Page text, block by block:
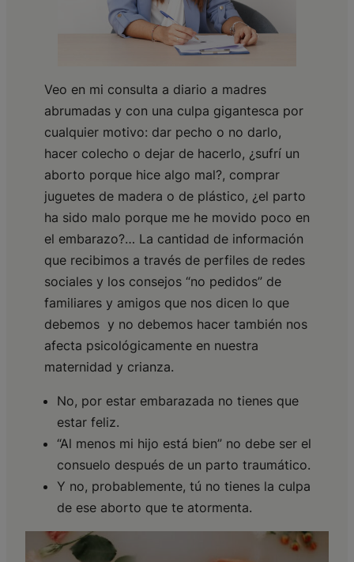
Veo en mi consulta a diario a madres
abrumadas y con una culpa gigantesca por
cualquier motivo: dar pecho o no darlo,
hacer colecho o dejar de hacerlo, ¿sufrí un
aborto porque hice algo mal?, comprar
juguetes de madera o de plástico, ¿el parto
ha sido malo porque me he movido poco en
el embarazo?… La cantidad de información
que recibimos a través de perfiles de redes
sociales y los consejos “no pedidos” de
familiares y amigos que nos dicen lo que
debemos y no debemos hacer también nos
afecta psicológicamente en nuestra
maternidad y crianza.
No, por estar embarazada no tienes que
estar feliz.
“Al menos mi hijo está bien” no debe ser el
consuelo después de un parto traumático.
Y no, probablemente, tú no tienes la culpa
de ese aborto que te atormenta.